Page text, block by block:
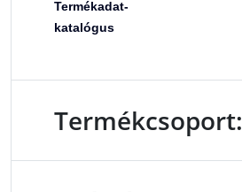
Termékadat-
katalógus
Termékcsoport: